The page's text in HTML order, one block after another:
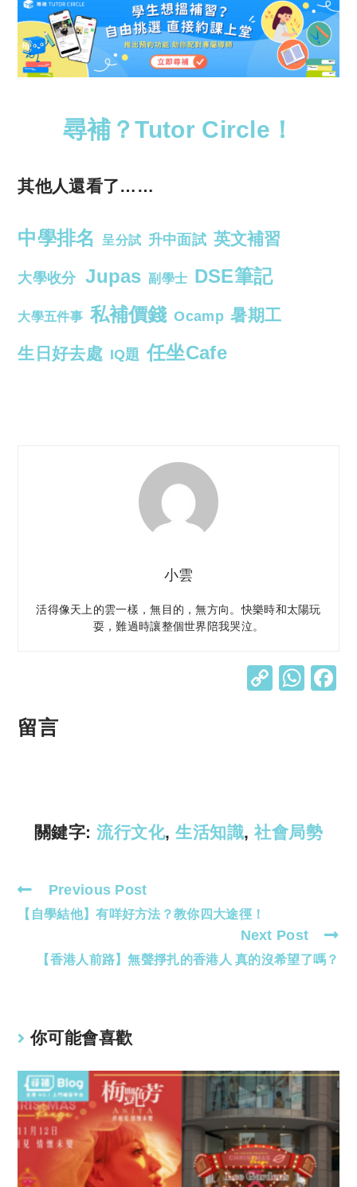
尋補？Tutor Circle！
其他人還看了……
中學排名 呈分試 升中面試 英文補習
大學收分 Jupas 副學士 DSE筆記
大學五件事 私補價錢 Ocamp 暑期工
生日好去處 IQ題 任坐Cafe
小雲
活得像天上的雲一樣，無目的，無方向。快樂時和太陽玩
耍，難過時讓整個世界陪我哭泣。
C
k
W
p
留言
關鍵字:流行文化, 生活知識, 社會局勢
Read
more
Previous Post
【自學結他】有咩好方法？教你四大途徑！
Next Post
【香港人前路】無聲掙扎的香港人 真的沒希望了嗎？
你可能會喜歡